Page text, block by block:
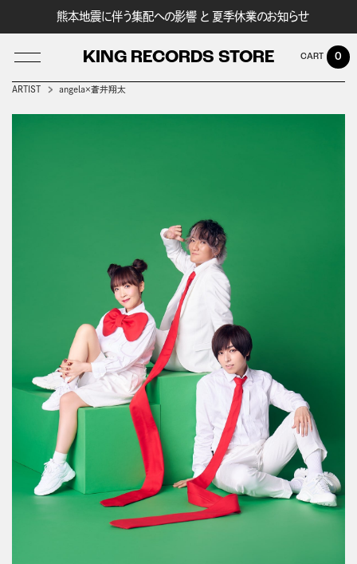
熊本地震に伴う集配への影響 と 夏季休業のお知らせ
KING RECORDS STORE 0
ARTIST angela×蒼井翔太